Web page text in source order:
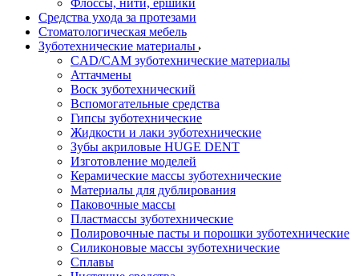
Флоссы, нити, ёршики
Средства ухода за протезами
Стоматологическая мебель
Зуботехнические материалы
CAD/CAM зуботехнические материалы
Аттачмены
Воск зуботехнический
Вспомогательные средства
Гипсы зуботехнические
Жидкости и лаки зуботехнические
Зубы акриловые HUGE DENT
Изготовление моделей
Керамические массы зуботехнические
Материалы для дублирования
Паковочные массы
Пластмассы зуботехнические
Полировочные пасты и порошки зуботехнические
Силиконовые массы зуботехнические
Сплавы